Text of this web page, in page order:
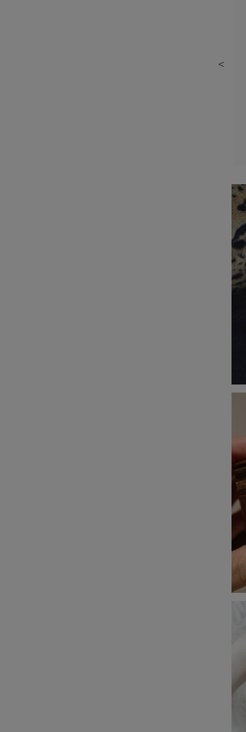
メタルシャイニ